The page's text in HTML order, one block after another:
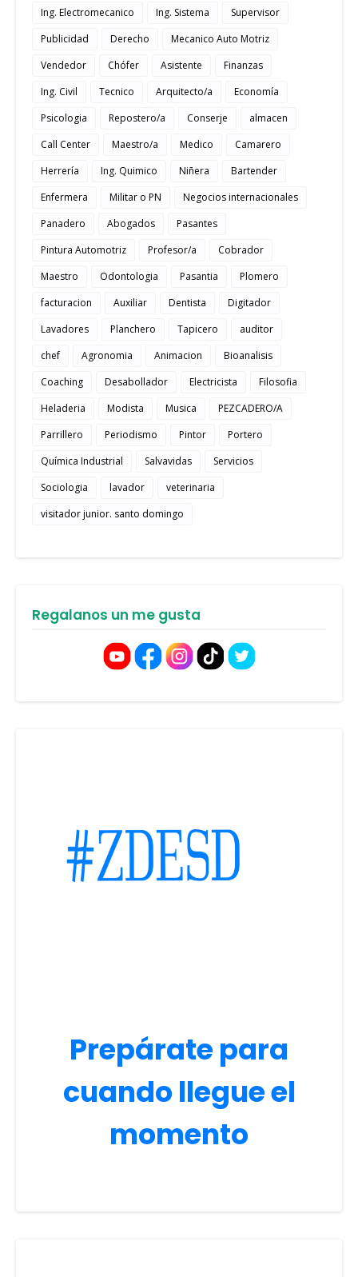
Ing. Electromecanico Ing. Sistema
Supervisor
Publicidad
Derecho
Mecanico Auto Motriz
Vendedor
Chófer Asistente
Finanzas
Ing. Civil
Tecnico Arquitecto/a
Economía
Psicologia
Repostero/a Conserje
almacen
Call Center
Maestro/a Medico
Camarero
Herrería
Ing. Quimico Niñera
Bartender
Enfermera
Militar o PN
Negocios internacionales
Panadero
Abogados
Pasantes
Pintura Automotriz
Profesor/a
Cobrador
Maestro
Odontologia Pasantia
Plomero
facturacion
Auxiliar Dentista
Digitador
Lavadores
Planchero Tapicero
auditor
chef
Agronomia Animacion
Bioanalisis
Coaching
Desabollador Electricista
Filosofia
Heladeria
Modista Musica
PEZCADERO/A
Parrillero
Periodismo Pintor
Portero
Química Industrial
Salvavidas
Servicios
Sociologia
lavador
veterinaria
visitador junior. santo domingo
Regalanos un me gusta
Prepárate para
cuando llegue el
momento